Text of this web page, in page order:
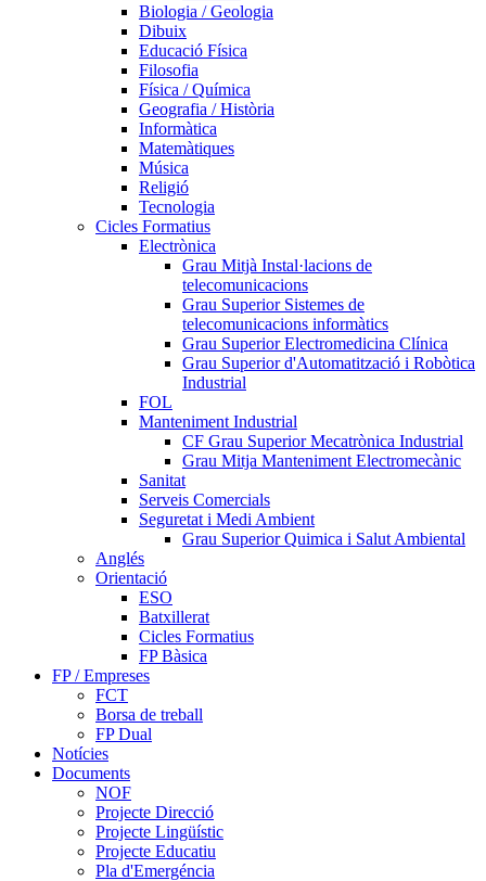
Biologia / Geologia
Dibuix
Educació Física
Filosofia
Física / Química
Geografia / Història
Informàtica
Matemàtiques
Música
Religió
Tecnologia
Cicles Formatius
Electrònica
Grau Mitjà Instal·lacions de
telecomunicacions
Grau Superior Sistemes de
telecomunicacions informàtics
Grau Superior Electromedicina Clínica
Grau Superior d'Automatització i Robòtica
Industrial
FOL
Manteniment Industrial
CF Grau Superior Mecatrònica Industrial
Grau Mitja Manteniment Electromecànic
Sanitat
Serveis Comercials
Seguretat i Medi Ambient
Grau Superior Quimica i Salut Ambiental
Anglés
Orientació
ESO
Batxillerat
Cicles Formatius
FP Bàsica
FP / Empreses
FCT
Borsa de treball
FP Dual
Notícies
Documents
NOF
Projecte Direcció
Projecte Lingüístic
Projecte Educatiu
Pla d'Emergéncia